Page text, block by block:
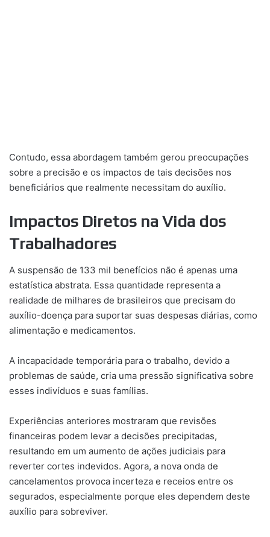
Contudo, essa abordagem também gerou preocupações
sobre a precisão e os impactos de tais decisões nos
beneficiários que realmente necessitam do auxílio.
Impactos Diretos na Vida dos
Trabalhadores
A suspensão de 133 mil benefícios não é apenas uma
estatística abstrata. Essa quantidade representa a
realidade de milhares de brasileiros que precisam do
auxílio-doença para suportar suas despesas diárias, como
alimentação e medicamentos.
A incapacidade temporária para o trabalho, devido a
problemas de saúde, cria uma pressão significativa sobre
esses indivíduos e suas famílias.
Experiências anteriores mostraram que revisões
financeiras podem levar a decisões precipitadas,
resultando em um aumento de ações judiciais para
reverter cortes indevidos. Agora, a nova onda de
cancelamentos provoca incerteza e receios entre os
segurados, especialmente porque eles dependem deste
auxílio para sobreviver.